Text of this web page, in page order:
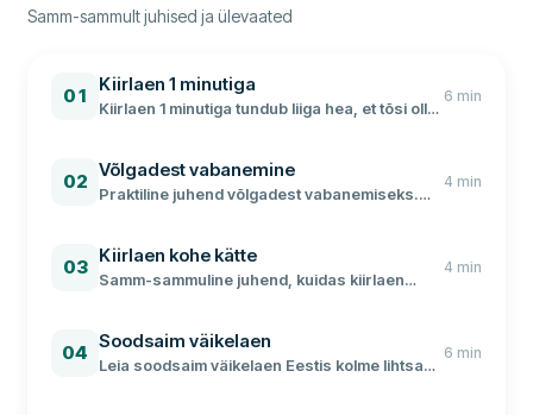
Samm-sammult juhised ja ülevaated
01 Kiirlaen 1 minutiga
Kiirlaen 1 minutiga tundub liiga hea, et tõsi olla.
6 min
02 Võlgadest vabanemine
Praktiline juhend võlgadest vabanemiseks.
professionaalset abi.
4 min
03 Kiirlaen kohe kätte
Samm-sammuline juhend, kuidas kiirlaen
4 min
04 Soodsaim väikelaen
Leia soodsaim väikelaen Eestis kolme lihtsa
6 min